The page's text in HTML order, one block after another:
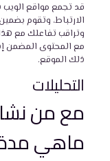
قد تجمع مواقع
الارتباط، وتقوم
وتراقب تفاعلك مع
مع المحتوى المضمن
ذلك الموقع.
التحليلات
مع من
ماهي مدة